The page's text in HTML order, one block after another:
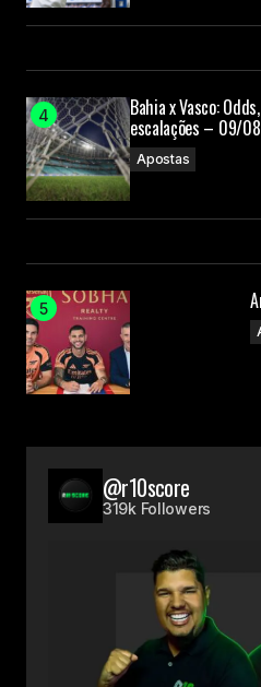
Bahia x Vasco:
escalações – 09/08
Apostas
@r10score
319k Followers